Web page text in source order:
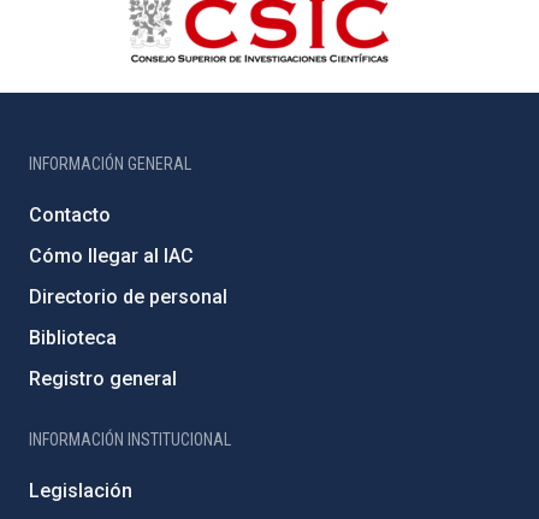
INFORMACIÓN GENERAL
Contacto
Cómo llegar al IAC
Directorio de personal
Biblioteca
Registro general
INFORMACIÓN INSTITUCIONAL
Legislación